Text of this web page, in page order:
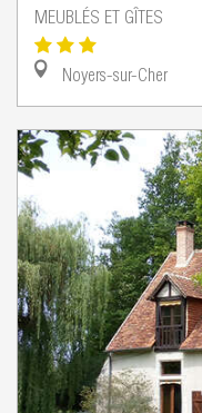
MEUBLÉS ET GÎTES
Noyers-sur-Cher